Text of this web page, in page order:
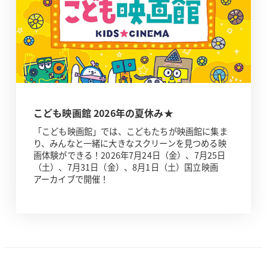
こども映画館 2026年の夏休み★
「こども映画館」では、こどもたちが映画館に集ま
り、みんなと一緒に大きなスクリーンを見つめる映
画体験ができる！2026年7月24日（金）、7月25日
（土）、7月31日（金）、8月1日（土）国立映画
アーカイブで開催！